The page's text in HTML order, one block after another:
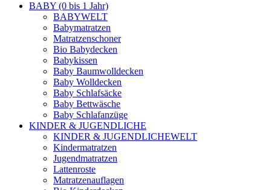
BABY (0 bis 1 Jahr)
BABYWELT
Babymatratzen
Matratzenschoner
Bio Babydecken
Babykissen
Baby Baumwolldecken
Baby Wolldecken
Baby Schlafsäcke
Baby Bettwäsche
Baby Schlafanzüge
KINDER & JUGENDLICHE
KINDER & JUGENDLICHEWELT
Kindermatratzen
Jugendmatratzen
Lattenroste
Matratzenauflagen